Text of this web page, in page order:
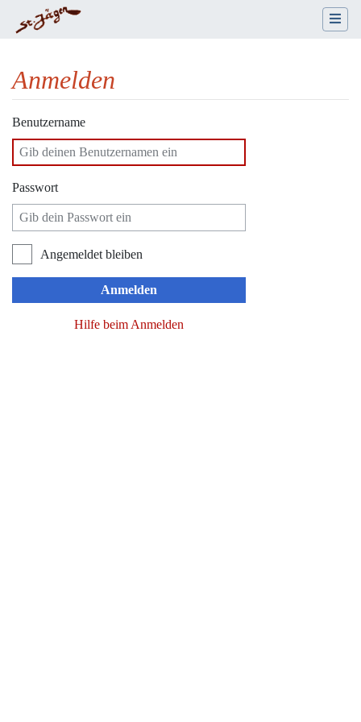
Anmelden
Wechseln zu:Navigation
Benutzername
Passwort
Angemeldet bleiben
Anmelden
Hilfe beim Anmelden